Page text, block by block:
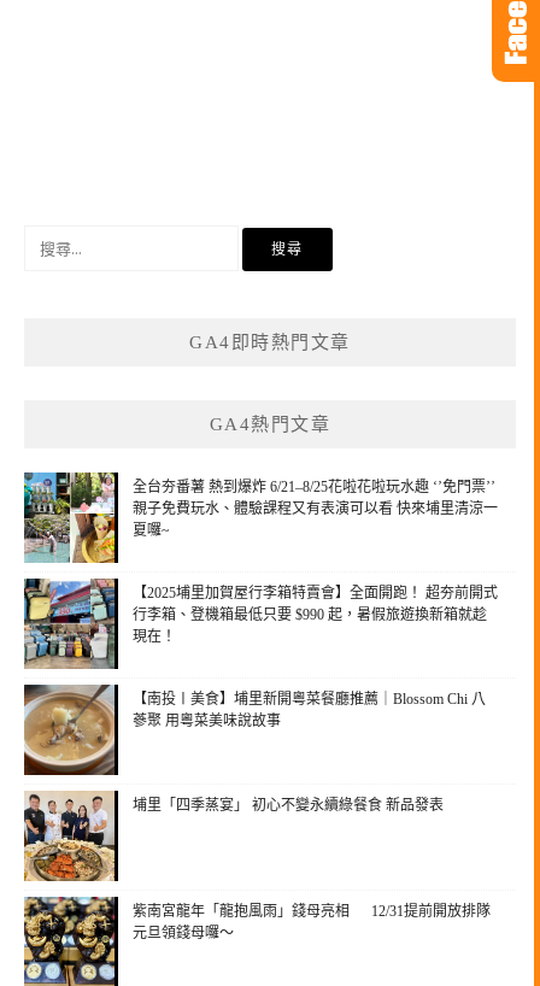
GA4即時熱門文章
GA4熱門文章
全台夯番薯 熱到爆炸 6/21–8/25花啦花啦玩水趣 ‘’免門票’’
親子免費玩水、體驗課程又有表演可以看 快來埔里清涼一
夏囉~
【2025埔里加賀屋行李箱特賣會】全面開跑！ 超夯前開式
行李箱、登機箱最低只要 $990 起，暑假旅遊換新箱就趁
現在！
【南投〡美食】埔里新開粵菜餐廳推薦｜Blossom Chi 八
蔘聚 用粵菜美味說故事
埔里「四季蒸宴」 初心不變永續綠餐食 新品發表
紫南宮龍年「龍抱風雨」錢母亮相 12/31提前開放排隊
元旦領錢母囉～